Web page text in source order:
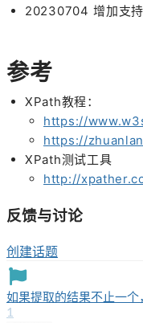
20230704 增加支持
参考
XPath教程：
https://
https://
XPath测试工具
http://
反馈与讨论
创建话题
如果提取的结果不止一个
1